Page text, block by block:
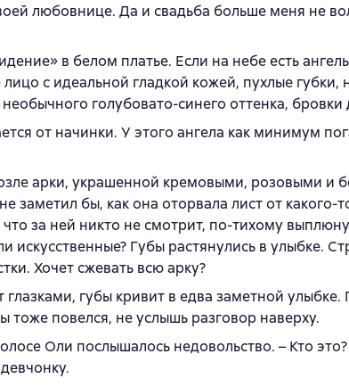
любовнице. Да и свадьба больше меня не
в белом платье. Если на небе есть
с идеальной гладкой кожей, пухлые
голубовато-синего оттенка,
от начинки. У этого ангела как минимум
арки, украшенной кремовыми, розовыми и
заметил бы, как она оторвала лист от какого-
за ней никто не смотрит, по-тихому
искусственные? Губы растянулись в улыбке.
Хочет сжевать всю арку?
глазками, губы кривит в едва заметной
повелся, не услышь разговор наверху.
Оли послышалось недовольство. – Кто